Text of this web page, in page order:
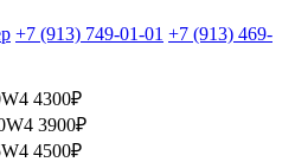
+7 (913) 749-01-01 +7 (913) 469-
4300₽
3900₽
4500₽